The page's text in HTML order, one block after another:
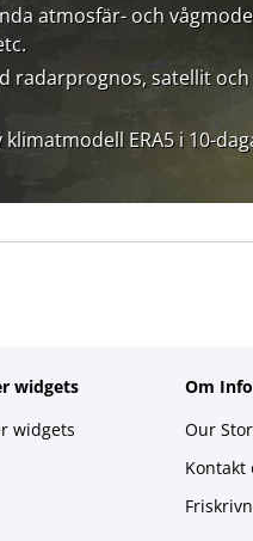
atmosfär- och
radarprognos, satellit
ERA5 i 10-
widgets
widgets
Om
Our
Kontakt